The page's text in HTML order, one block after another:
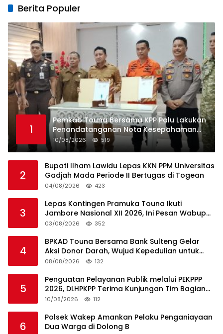
Berita Populer
1
Pemkab Touna Bersama KPP Palu Lakukan
Penandatanganan Nota Kesepahaman
Penyelenggaraan Pencarian dan
Pertolongan
10/08/2026 519
2
Bupati Ilham Lawidu Lepas KKN PPM Universitas
Gadjah Mada Periode II Bertugas di Togean
04/08/2026 423
3
Lepas Kontingen Pramuka Touna Ikuti
Jambore Nasional XII 2026, Ini Pesan Wabup
Surya
03/08/2026 352
4
BPKAD Touna Bersama Bank Sulteng Gelar
Aksi Donor Darah, Wujud Kepedulian untuk
Sesama
08/08/2026 132
5
Penguatan Pelayanan Publik melalui PEKPPP
2026, DLHPKPP Terima Kunjungan Tim Bagian
Organisasi Setdakab Touna
10/08/2026 112
6
Polsek Wakep Amankan Pelaku Penganiayaan
Dua Warga di Dolong B